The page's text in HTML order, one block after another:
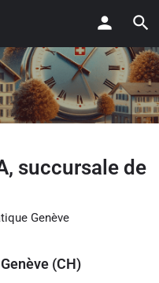
succursale de
Genève
(CH)